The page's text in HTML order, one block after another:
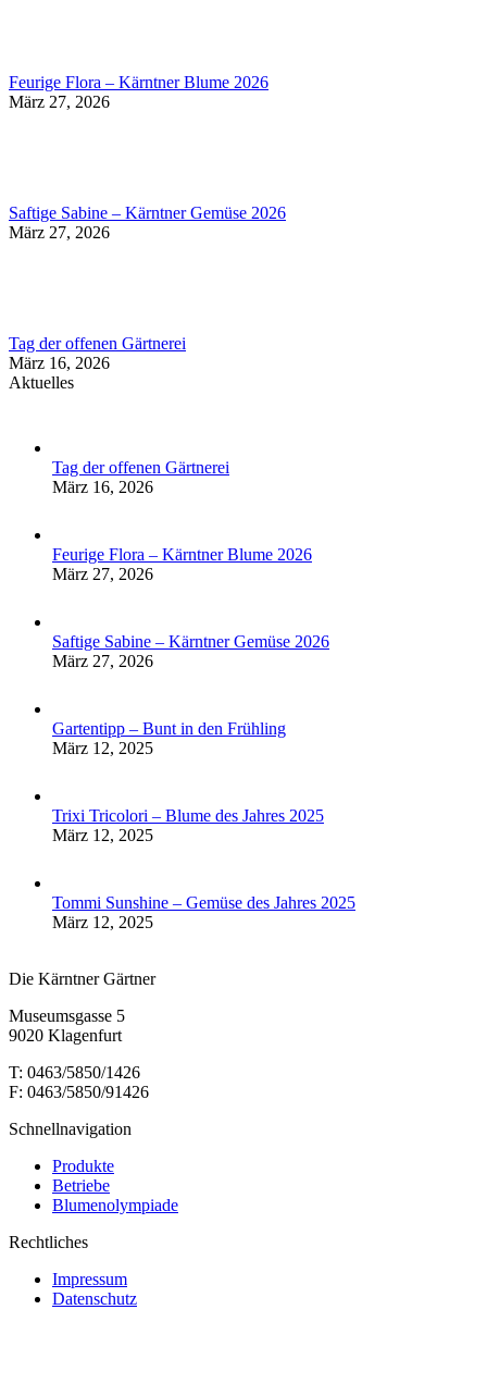
Feurige Flora – Kärntner Blume 2026
März 27, 2026
Saftige Sabine – Kärntner Gemüse 2026
März 27, 2026
Tag der offenen Gärtnerei
März 16, 2026
Aktuelles
Tag der offenen Gärtnerei
März 16, 2026
Feurige Flora – Kärntner Blume 2026
März 27, 2026
Saftige Sabine – Kärntner Gemüse 2026
März 27, 2026
Gartentipp – Bunt in den Frühling
März 12, 2025
Trixi Tricolori – Blume des Jahres 2025
März 12, 2025
Tommi Sunshine – Gemüse des Jahres 2025
März 12, 2025
Die Kärntner Gärtner
Museumsgasse 5
9020 Klagenfurt
T: 0463/5850/1426
F: 0463/5850/91426
Schnellnavigation
Produkte
Betriebe
Blumenolympiade
Rechtliches
Impressum
Datenschutz